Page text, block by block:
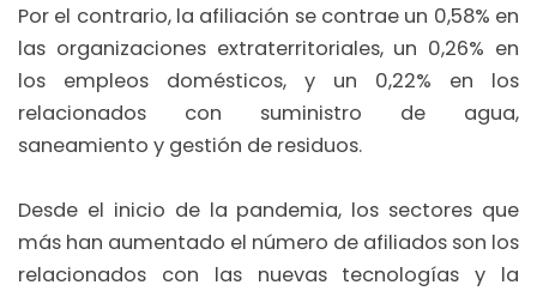
Por el contrario, la afiliación se contrae un 0,58% en
las organizaciones extraterritoriales, un 0,26% en
los empleos domésticos, y un 0,22% en los
relacionados con suministro de agua,
saneamiento y gestión de residuos.
Desde el inicio de la pandemia, los sectores que
más han aumentado el número de afiliados son los
relacionados con las nuevas tecnologías y la